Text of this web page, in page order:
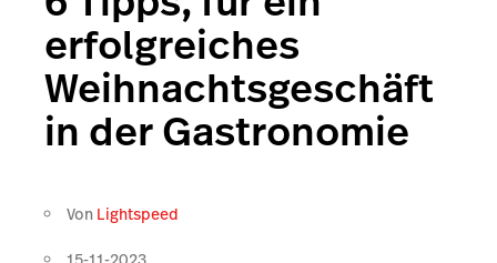
erfolgreiches
Weihnachtsgeschäft
in der Gastronomie
Von Lightspeed